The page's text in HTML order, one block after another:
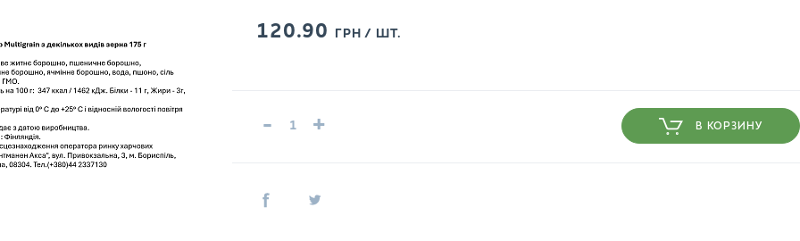
120.90 ГРН / ШТ.
- + В КОРЗИНУ